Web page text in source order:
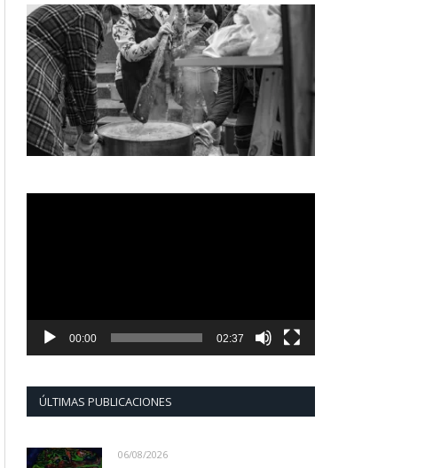
00:00 02:37
ÚLTIMAS PUBLICACIONES
06/08/2026